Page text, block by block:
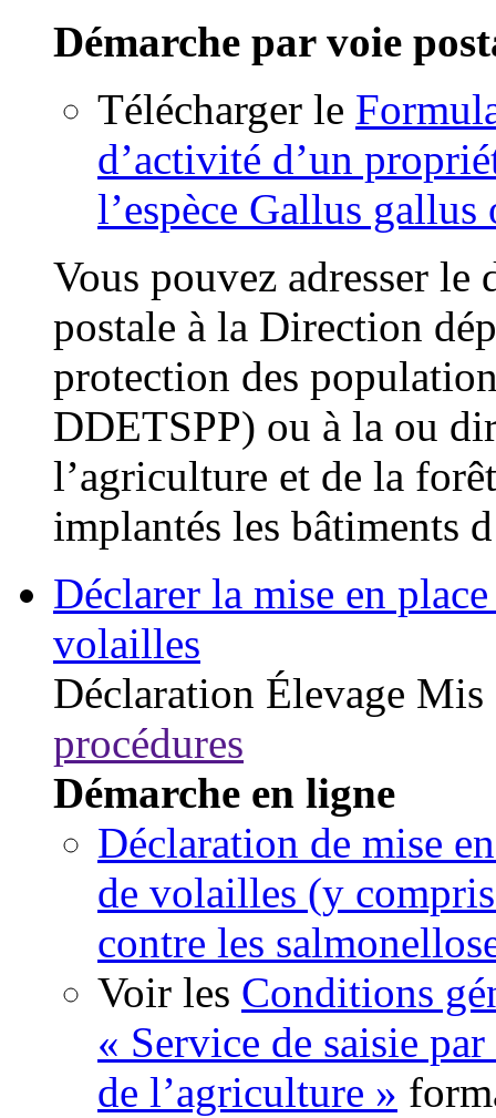
Démarche par voie
Télécharger le
d’activité d’un
l’espèce Gallus
Vous pouvez adresser le
postale à la Direction
protection des
DDETSPP) ou à la ou
l’agriculture et de la
implantés les bâtiments
Déclarer la mise en
volailles
Déclaration Élevage Mis
procédures
Démarche en ligne
Déclaration de mise
de volailles (y
contre les
Voir les Conditions
« Service de saisie
de l’agriculture »